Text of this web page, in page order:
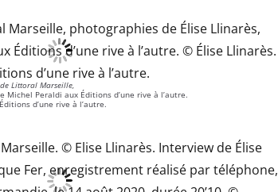
Littoral Marseille,
Peraldi aux Éditions d’une rive à l’autre.
d’une rive à l’autre.